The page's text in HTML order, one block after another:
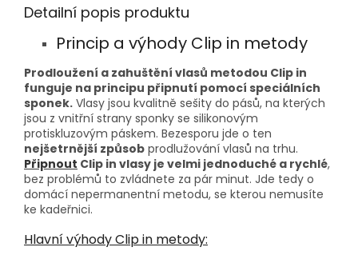
Detailní popis produktu
Princip a výhody Clip in metody
Prodloužení a zahuštění vlasů metodou Clip in
funguje na principu připnutí pomocí speciálních
sponek. Vlasy jsou kvalitně sešity do pásů, na kterých
jsou z vnitřní strany sponky se silikonovým
protiskluzovým páskem. Bezesporu jde o ten
nejšetrnější způsob prodlužování vlasů na trhu.
Připnout Clip in vlasy je velmi jednoduché a rychlé,
bez problémů to zvládnete za pár minut. Jde tedy o
domácí nepermanentní metodu, se kterou nemusíte
ke kadeřnici.
Hlavní výhody Clip in metody: